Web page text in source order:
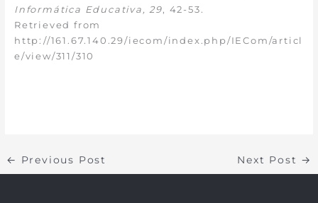
Informática Educativa, 29, 42-53.
Retrieved from
http://161.67.140.29/iecom/index.php/IECom/articl
e/view/311/310
← Previous Post Next Post →